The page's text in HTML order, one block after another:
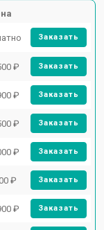
Заказать
₽ Заказать
₽ Заказать
₽ Заказать
₽ Заказать
₽ Заказать
₽ Заказать